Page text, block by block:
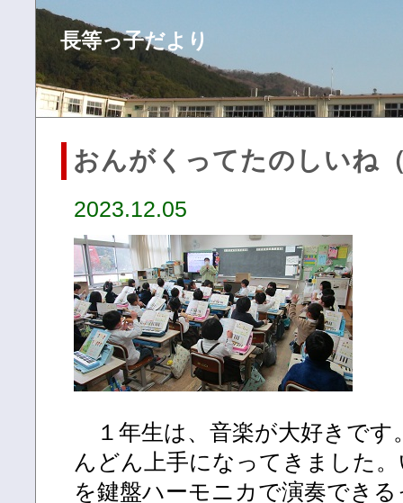
長等っ子だより
おんがくってたのしいね
2023.12.05
１年生は、音楽が大好きです
んどん上手になってきました
を鍵盤ハーモニカで演奏でき